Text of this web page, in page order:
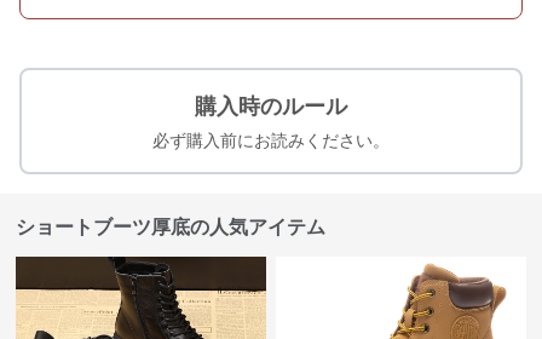
購入時のルール
必ず購入前にお読みください。
ショートブーツ厚底の人気アイテム